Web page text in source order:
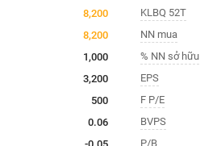
8,200
8,200
1,000
3,200
500
0.06
-0.05
KLBQ 52T
NN mua
% NN sở hữu
EPS
F P/E
BVPS
P/B